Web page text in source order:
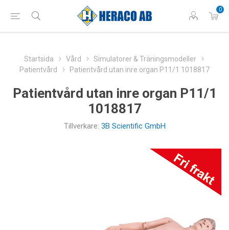
0
Startsida Vård
Simulatorer & Träningsmodeller
Patientvård
Patientvård utan inre organ P11/1 1018817
Patientvård utan inre organ P11/1
1018817
Tillverkare: 3B Scientific GmbH